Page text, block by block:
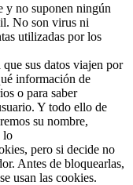
y no suponen ningún
No son virus ni
utilizadas por los
sus datos viajen por
información de
o para saber
Y todo ello de
su nombre,
lo
pero si decide no
Antes de bloquearlas,
usan las cookies.